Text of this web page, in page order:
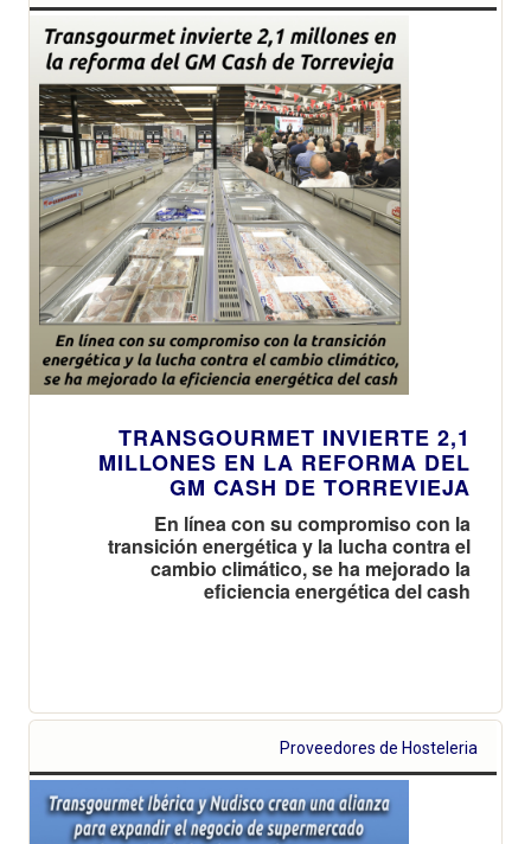
TRANSGOURMET INVIERTE 2,1
MILLONES EN LA REFORMA DEL
GM CASH DE TORREVIEJA
En línea con su compromiso con la
transición energética y la lucha contra el
cambio climático, se ha mejorado la
eficiencia energética del cash
Proveedores de Hosteleria